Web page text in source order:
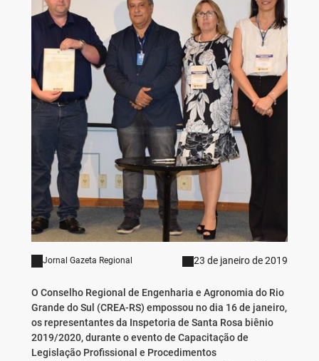
Jornal Gazeta Regional 23 de janeiro de 2019
O Conselho Regional de Engenharia e Agronomia do Rio
Grande do Sul (CREA-RS) empossou no dia 16 de janeiro,
os representantes da Inspetoria de Santa Rosa biênio
2019/2020, durante o evento de Capacitação de
Legislação Profissional e Procedimentos